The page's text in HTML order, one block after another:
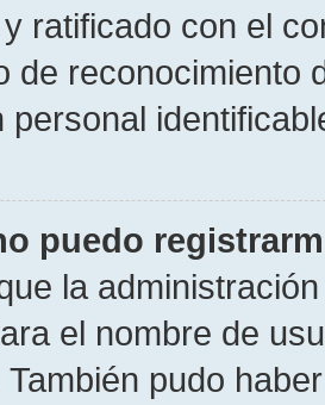
ratificado con el
de reconocimiento
personal
puedo
la
el nombre de
pudo